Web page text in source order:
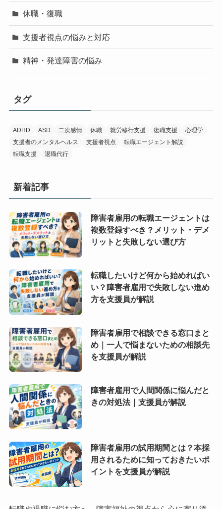
休職・復職
支援者視点の悩みと対応
精神・発達障害の悩み
タグ
ADHD ASD 二次感情 休職 就労移行支援 復職支援
心理学
支援者のメンタルヘルス
支援者視点
転職エージェント解説
転職支援
退職代行
新着記事
障害者雇用の転職エージェントは
複数登録すべき？メリット・デメ
リットと失敗しない選び方
転職したいけど何から始めればい
い？障害者雇用で失敗しない進め
方を支援員が解説
障害者雇用で相談できる窓口まと
め｜一人で悩まないための相談先
を支援員が解説
障害者雇用で人間関係に悩んだと
きの対処法｜支援員が解説
障害者雇用の試用期間とは？本採
用されるために知っておきたいポ
イントを支援員が解説